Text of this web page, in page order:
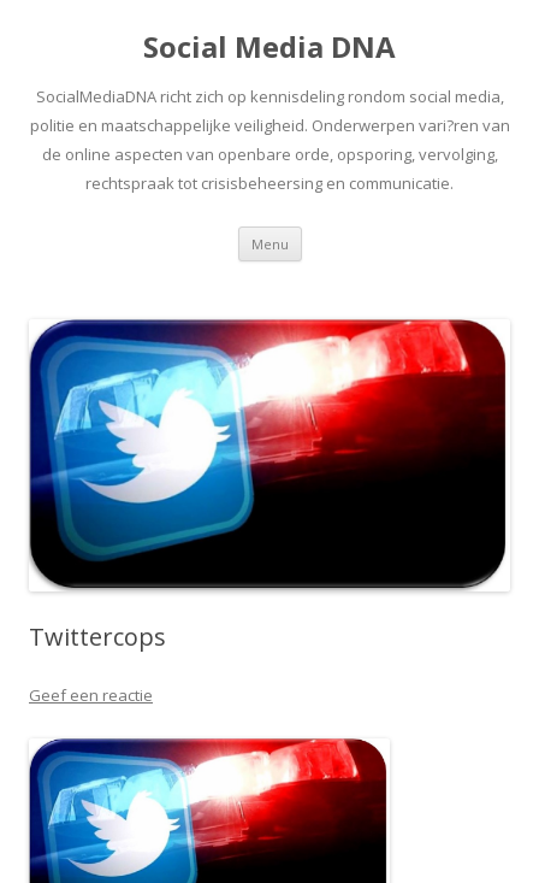
Social Media DNA
SocialMediaDNA richt zich op kennisdeling rondom social media,
politie en maatschappelijke veiligheid. Onderwerpen vari?ren van
de online aspecten van openbare orde, opsporing, vervolging,
rechtspraak tot crisisbeheersing en communicatie.
Menu Spring
inhoud
Twittercops
Geef een reactie